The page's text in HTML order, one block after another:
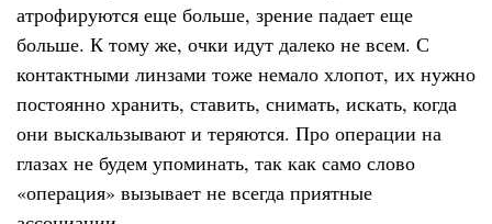
атрофируются еще больше, зрение падает еще
больше. К тому же, очки идут далеко не всем. С
контактными линзами тоже немало хлопот, их нужно
постоянно хранить, ставить, снимать, искать, когда
они выскальзывают и теряются. Про операции на
глазах не будем упоминать, так как само слово
«операция» вызывает не всегда приятные